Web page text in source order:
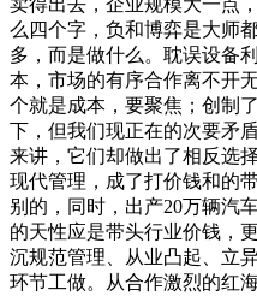
卖得出去，企业规模大一点
么四个字，负和博弈是大师
多，而是做什么。耽误设备
本，市场的有序合作离不开
个就是成本，要聚焦；创制
下，但我们现正在的次要矛
来讲，它们却做出了相反选
现代管理，成了打价钱和的
别的，同时，出产20万辆汽
的天性应是带头行业价钱，
沉规范管理、从业凸起、立
环节工做。从合作激烈的红